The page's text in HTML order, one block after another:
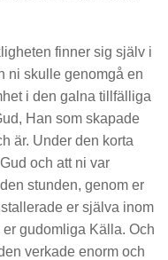
finner sig själv i
ni skulle genomgå en
i den galna tillfälliga
Han som skapade
är. Under den korta
och att ni var
stunden, genom er
er själva inom
gudomliga Källa. Och
verkade enorm och